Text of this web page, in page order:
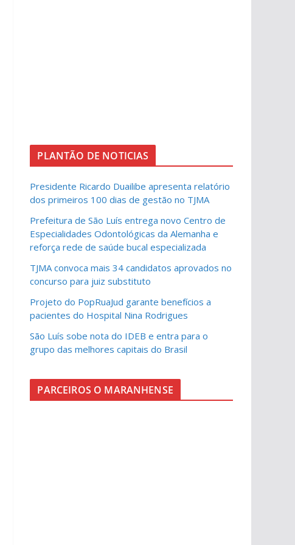
PLANTÃO DE NOTICIAS
Presidente Ricardo Duailibe apresenta relatório
dos primeiros 100 dias de gestão no TJMA
Prefeitura de São Luís entrega novo Centro de
Especialidades Odontológicas da Alemanha e
reforça rede de saúde bucal especializada
TJMA convoca mais 34 candidatos aprovados no
concurso para juiz substituto
Projeto do PopRuaJud garante benefícios a
pacientes do Hospital Nina Rodrigues
São Luís sobe nota do IDEB e entra para o
grupo das melhores capitais do Brasil
PARCEIROS O MARANHENSE